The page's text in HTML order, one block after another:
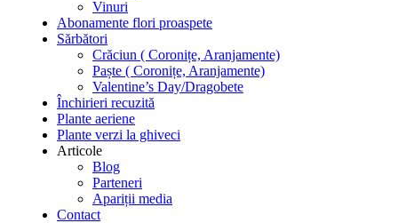
Vinuri
Abonamente flori proaspete
Sărbători
Crăciun ( Coronițe, Aranjamente)
Paște ( Coronițe, Aranjamente)
Valentine’s Day/Dragobete
Închirieri recuzită
Plante aeriene
Plante verzi la ghiveci
Articole
Blog
Parteneri
Apariții media
Contact